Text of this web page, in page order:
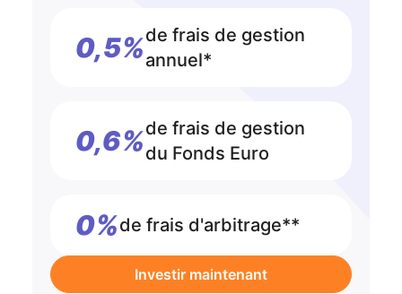
0,5%de frais de gestion
annuel*
0,6%de frais de gestion
du Fonds Euro
0%de frais d'arbitrage**
Investir maintenant